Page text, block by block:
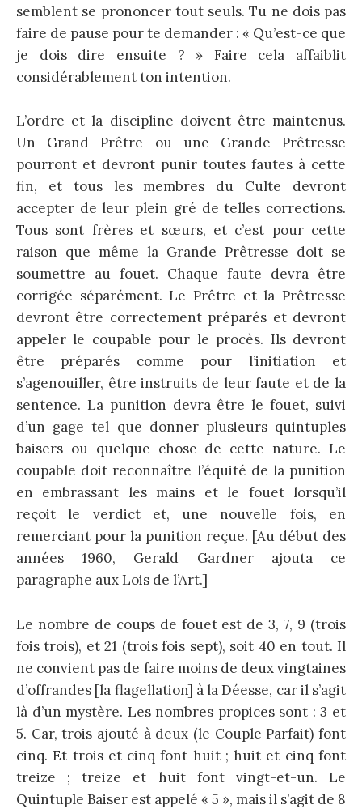
semblent se prononcer tout seuls. Tu ne dois pas
faire de pause pour te demander : « Qu’est-ce que
je dois dire ensuite ? » Faire cela affaiblit
considérablement ton intention.
L’ordre et la discipline doivent être maintenus.
Un Grand Prêtre ou une Grande Prêtresse
pourront et devront punir toutes fautes à cette
fin, et tous les membres du Culte devront
accepter de leur plein gré de telles corrections.
Tous sont frères et sœurs, et c’est pour cette
raison que même la Grande Prêtresse doit se
soumettre au fouet. Chaque faute devra être
corrigée séparément. Le Prêtre et la Prêtresse
devront être correctement préparés et devront
appeler le coupable pour le procès. Ils devront
être préparés comme pour l’initiation et
s’agenouiller, être instruits de leur faute et de la
sentence. La punition devra être le fouet, suivi
d’un gage tel que donner plusieurs quintuples
baisers ou quelque chose de cette nature. Le
coupable doit reconnaître l’équité de la punition
en embrassant les mains et le fouet lorsqu’il
reçoit le verdict et, une nouvelle fois, en
remerciant pour la punition reçue. [Au début des
années 1960, Gerald Gardner ajouta ce
paragraphe aux Lois de l’Art.]
Le nombre de coups de fouet est de 3, 7, 9 (trois
fois trois), et 21 (trois fois sept), soit 40 en tout. Il
ne convient pas de faire moins de deux vingtaines
d’offrandes [la flagellation] à la Déesse, car il s’agit
là d’un mystère. Les nombres propices sont : 3 et
5. Car, trois ajouté à deux (le Couple Parfait) font
cinq. Et trois et cinq font huit ; huit et cinq font
treize ; treize et huit font vingt-et-un. Le
Quintuple Baiser est appelé « 5 », mais il s’agit de 8